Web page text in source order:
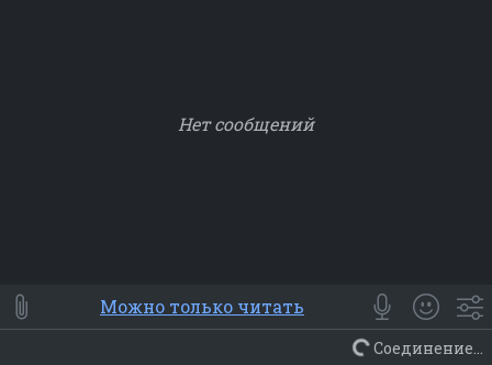
Нет сообщений
⭐ Мои Smile
😀 Emoji
Смайлики
Люди Животные Еда Объекты
Можно только читать
Соединение...